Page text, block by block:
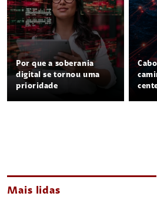
Por que a soberania
digital se tornou uma
prioridade
Mais lidas